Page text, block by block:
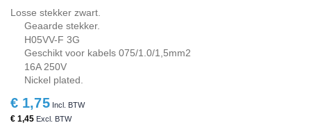
de
afbeeldingen-
gallerij
Losse stekker zwart.
Geaarde stekker.
H05VV-F 3G
Geschikt voor kabels 075/1.0/1,5mm2
16A 250V
Nickel plated.
€ 1,75
€ 1,45